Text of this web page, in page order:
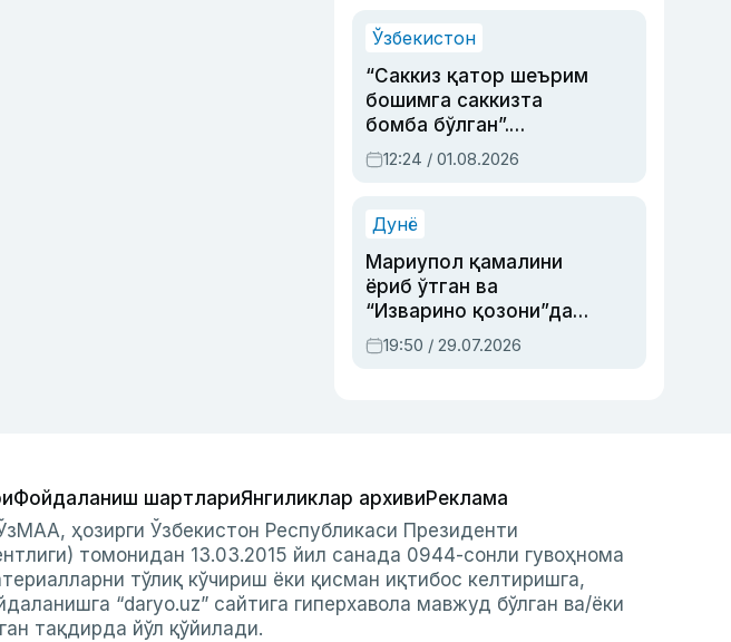
Ўзбекистон
“Саккиз қатор шеърим
бошимга саккизта
бомба бўлган”.
Абдулла Ориповни
сиёсий айбловлардан
12:24 / 01.08.2026
Дунё
Мариупол қамалини
ёриб ўтган ва
“Изварино қозони”дан
чиққан қаҳрамон —
Украина армияси бош
19:50 / 29.07.2026
Фойдаланиш шартлариЯнгиликлар архивиРеклама
ҳозирги Ўзбекистон Республикаси Президенти
томонидан 13.03.2015 йил санада 0944-сонли гувоҳнома
тўлиқ кўчириш ёки қисман иқтибос келтиришга,
“daryo.uz” сайтига гиперхавола мавжуд бўлган ва/ёки
тақдирда йўл қўйилади.